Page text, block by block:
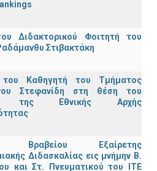
Διδακτορικού Φοιτητή του
Στιβακτάκη
του Καθηγητή του Τμήματος
Στεφανίδη στη θέση του
της Εθνικής Αρχής
Βραβείου Εξαίρετης
Διδασκαλίας εις μνήμην Β.
και Στ. Πνευματικού του ΙΤΕ